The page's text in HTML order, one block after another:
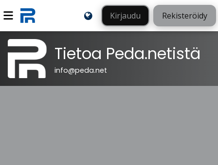
Kirjaudu Rekisteröidy
Tietoa Peda.netistä
info@peda.net